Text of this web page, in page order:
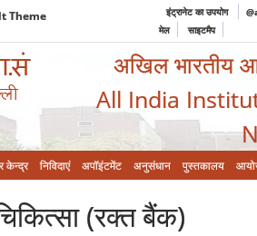
Theme इंट्रानेट का उपयोग
मेल
साइटमैप
अखिल भारतीय
All India
केन्‍द्र निविदाएं अपॉइंटमेंट अनुसंधान पुस्तकालय
(रक्‍त बैंक)